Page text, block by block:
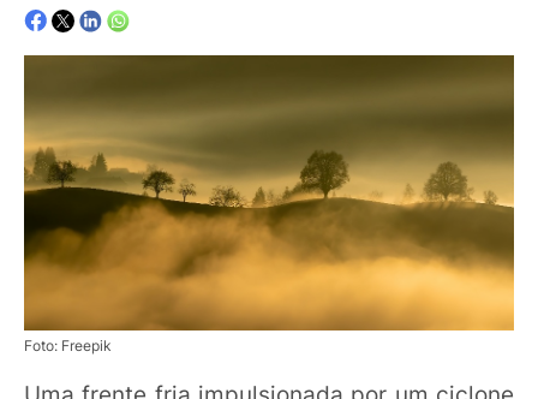
Foto: Freepik